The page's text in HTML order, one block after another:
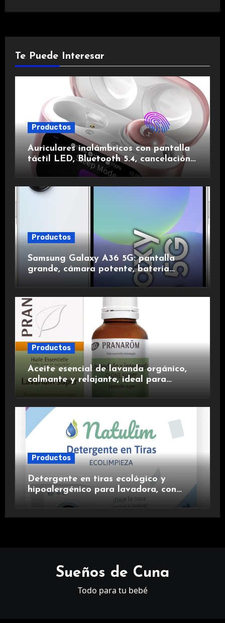
Te Puede Interesar
Productos
Auriculares inalámbricos con pantalla
táctil LED, Bluetooth 5.4, cancelación
de ruido, impermeables y de larga
Productos
Samsung Galaxy A36 5G: pantalla
grande, cámara potente, batería
duradera y carga rápida para una
Productos
Aceite esencial de lavanda orgánico,
calmante y relajante, ideal para
Productos
Detergente en tiras ecológico y
hipoalergénico para lavadora, con
suavizante incluido y fragancia de
lavanda.
Sueños de Cuna
Todo para tu bebé